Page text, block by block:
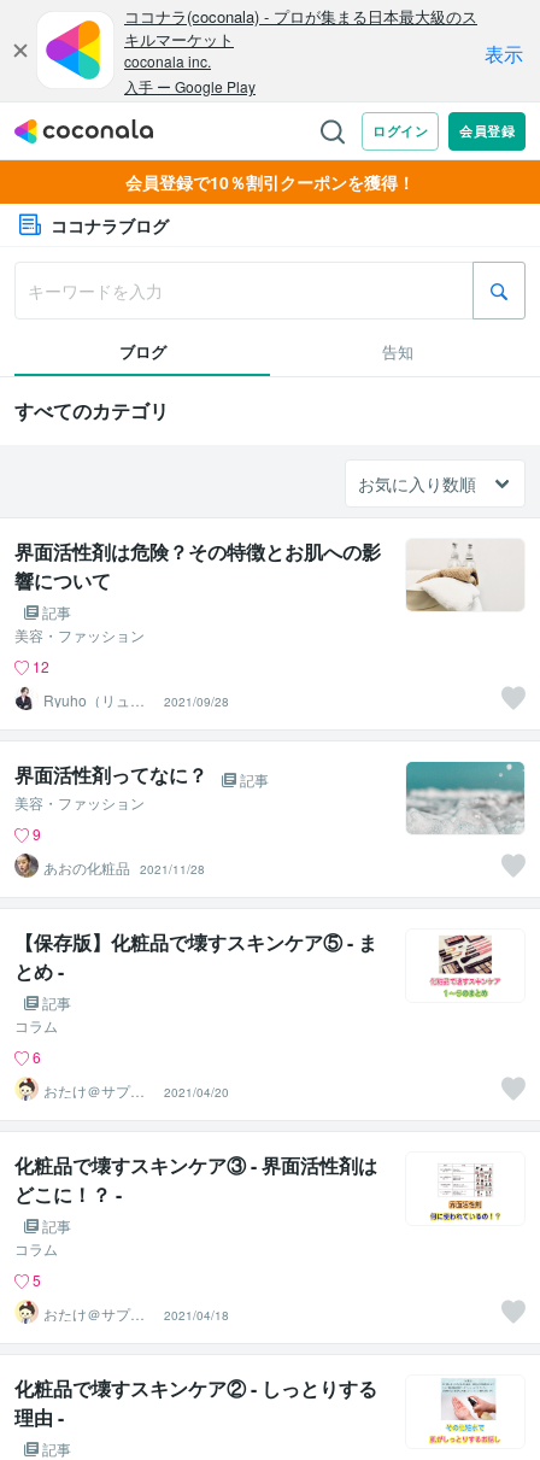
会員登録で10％割引クーポンを獲得！
ココナラブログ
ブログ 告知
すべてのカテゴリ
界面活性剤は危険？その特徴とお肌への影
響について
記事
美容・ファッション
12
Ryuho（リュウ
ホ）
2021/09/28
界面活性剤ってなに？
記事
美容・ファッション
9
あおの化粧品
2021/11/28
【保存版】化粧品で壊すスキンケア⑤ - ま
とめ -
記事
コラム
6
おたけ＠サプリ
アドバイザー
2021/04/20
化粧品で壊すスキンケア③ - 界面活性剤は
どこに！？ -
記事
コラム
5
おたけ＠サプリ
アドバイザー
2021/04/18
化粧品で壊すスキンケア② - しっとりする
理由 -
記事